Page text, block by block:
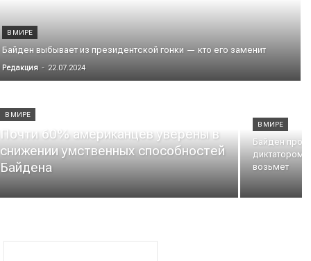
В МИРЕ
Байден выбывает из президентской гонки — кто его заменит
Редакция - 22.07.2024
В МИРЕ
Почти 60% американцев уверены в
снижении умственных способностей
Байдена
В МИРЕ
Байден
диктатором,
возьмет